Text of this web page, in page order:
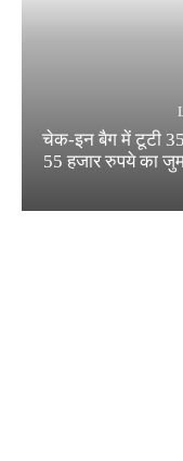
चेक-इन बैग में टूटी 35
55 हजार रुपये का